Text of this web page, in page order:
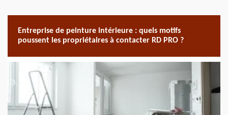
Entreprise de peinture intérieure : quels motifs
poussent les propriétaires à contacter RD PRO ?